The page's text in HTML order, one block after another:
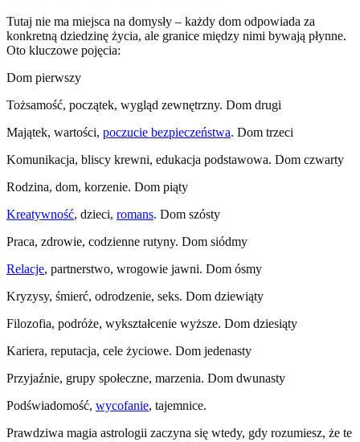
Tutaj nie ma miejsca na domysły – każdy dom odpowiada za
konkretną dziedzinę życia, ale granice między nimi bywają płynne.
Oto kluczowe pojęcia:
Dom pierwszy
Tożsamość, początek, wygląd zewnętrzny. Dom drugi
Majątek, wartości, poczucie bezpieczeństwa. Dom trzeci
Komunikacja, bliscy krewni, edukacja podstawowa. Dom czwarty
Rodzina, dom, korzenie. Dom piąty
Kreatywność, dzieci, romans. Dom szósty
Praca, zdrowie, codzienne rutyny. Dom siódmy
Relacje, partnerstwo, wrogowie jawni. Dom ósmy
Kryzysy, śmierć, odrodzenie, seks. Dom dziewiąty
Filozofia, podróże, wykształcenie wyższe. Dom dziesiąty
Kariera, reputacja, cele życiowe. Dom jedenasty
Przyjaźnie, grupy społeczne, marzenia. Dom dwunasty
Podświadomość, wycofanie, tajemnice.
Prawdziwa magia astrologii zaczyna się wtedy, gdy rozumiesz, że te